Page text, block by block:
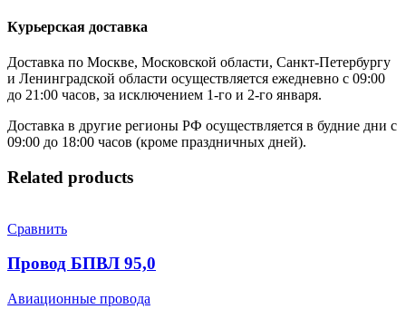
Курьерская доставка
Доставка по Москве, Московской области, Санкт-Петербургу
и Ленинградской области осуществляется ежедневно с 09:00
до 21:00 часов, за исключением 1-го и 2-го января.
Доставка в другие регионы РФ осуществляется в будние дни с
09:00 до 18:00 часов (кроме праздничных дней).
Related products
Сравнить
Провод БПВЛ 95,0
Авиационные провода